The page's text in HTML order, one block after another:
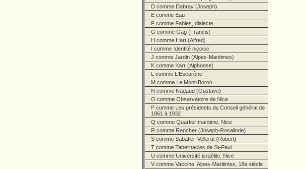
D comme Dabray (Joseph)
E comme Eau
F comme Fables, dialecte
G comme Gag (Francis)
H comme Hart (Alfred)
I comme Identité niçoise
J comme Jardin (Alpes-Maritimes)
K comme Karr (Alphonse)
L comme L'Escarène
M comme Le Mont-Boron
N comme Nadaud (Gustave)
O comme Observatoire de Nice
P comme Les présidents du Conseil général de
1861 à 1932
Q comme Quartier maritime, Nice
R comme Rancher (Joseph-Rosalinde)
S comme Sabatier-Vellerut (Robert)
T comme Tabernacles de St-Paul
U comme Université israélite, Nice
V comme Vaccine, Alpes-Maritimes, 18e siècle